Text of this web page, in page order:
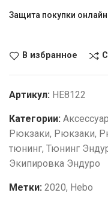
Защита покупки
В избранное
Артикул: HE8122
Категории:
Рюкзаки, Рюкзаки,
тюнинг, Тюнинг
Экипировка Эндуро
Метки: 2020, Hebo